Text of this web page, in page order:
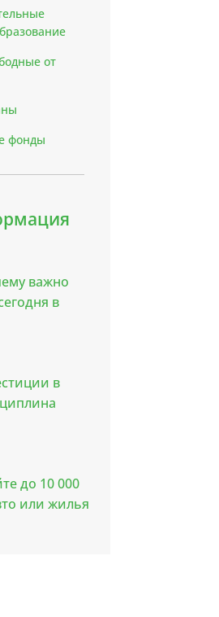
от
фонды
важно
в
в
до 10 000
или жилья